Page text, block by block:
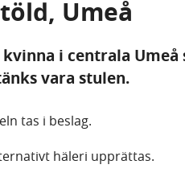
Umeå
i centrala Umeå
vara stulen.
tas i beslag.
häleri upprättas.